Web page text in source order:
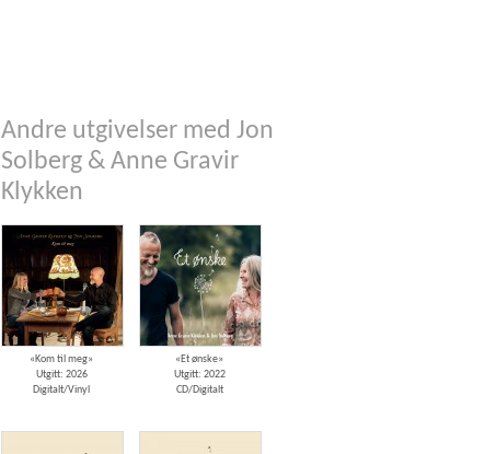
Andre utgivelser med Jon
Solberg & Anne Gravir
Klykken
«Kom til meg»
Utgitt: 2026
Digitalt/Vinyl
«Et ønske»
Utgitt: 2022
CD/Digitalt